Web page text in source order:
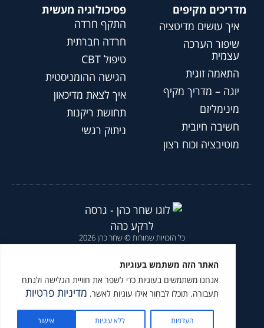
האתר הזה משתמש בעוגיות
אנחנו משתמשים בעוגיות כדי לשפר את חוויית הגלישה ולנתח
תעבורה. תוכלו לבחור אילו עוגיות לאשר. מדיניות פרטיות
העדפות ללא עוגיות אישור
מדריכים מקיפים
איך עושים מדיטציה
שיפור הערכה
עצמית
התאמה זוגית
יוגה – מדריך מקיף
מינימליזם
חשיבה חיובית
מוטיבציה וכוח רצון
פסיכולוגיה מעשית
התקף חרדה
חרדה חברתית
טיפול CBT
הגישה ההומניסטית
איך לצאת מדיכאון
תחושת ריקנות
ניתוק רגשי
כל הזכויות שמורות © שחר כהן 2026
הצהרת נגישות|מדיניות פרטיות
מומלץ לעקוב גם ב